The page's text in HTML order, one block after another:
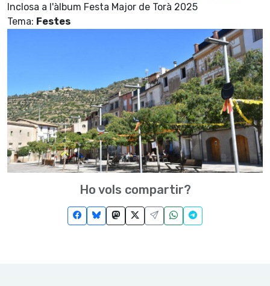
Inclosa a l'àlbum Festa Major de Torà 2025
Tema: Festes
Ho vols compartir?